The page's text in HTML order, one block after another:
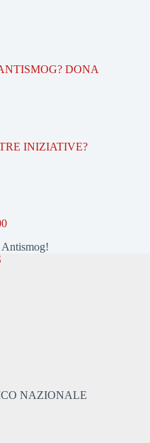
DONA
INIZIATIVE?
NAZIONALE